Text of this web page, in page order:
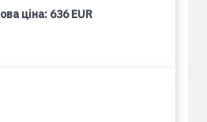
ціна: 636 EUR